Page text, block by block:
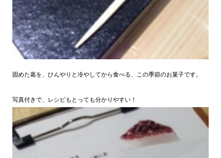
固めた葛を、ひんやりと冷やしてから食べる、この季節のお菓子です。
写真付きで、レシピもとっても分かりやすい！